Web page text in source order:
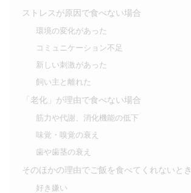
ストレスが原因で食べない場合
環境の変化があった
コミュニケーション不足
新しい刺激があった
飼い主と離れた
「老化」が理由で食べない場合
筋力や代謝、消化機能の低下
味覚・嗅覚の衰え
歯や歯茎の衰え
そのほかの理由でご飯を食べてくれないとき
好き嫌い